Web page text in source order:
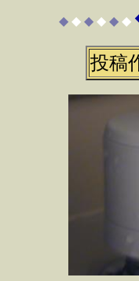
◆ ◆ ◆ ◆ ◆ ◆
投稿